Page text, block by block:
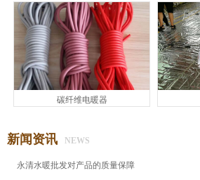
碳纤维电暖器
新闻资讯 NEWS
永清水暖批发对产品的质量保障